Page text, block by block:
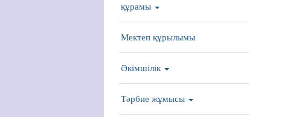
құрамы
Мектеп құрылымы
Әкімшілік
Тәрбие жұмысы